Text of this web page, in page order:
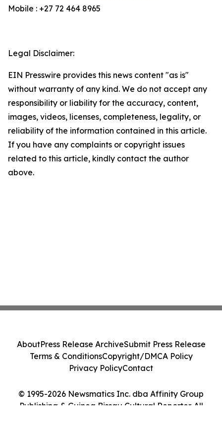
Mobile : +27 72 464 8965
Legal Disclaimer:
EIN Presswire provides this news content "as is"
without warranty of any kind. We do not accept any
responsibility or liability for the accuracy, content,
images, videos, licenses, completeness, legality, or
reliability of the information contained in this article.
If you have any complaints or copyright issues
related to this article, kindly contact the author
above.
© 1995-2026 Newsmatics Inc. dba Affinity Group
Publishing & Guinea Bissau Cultural Reporter. All
AboutPress Release ArchiveSubmit Press Release
Terms & ConditionsCopyright/DMCA Policy
Privacy PolicyContact